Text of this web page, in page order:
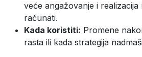
veće angažovanje i
računati.
Kada koristiti: Promene
rasta ili kada strategija